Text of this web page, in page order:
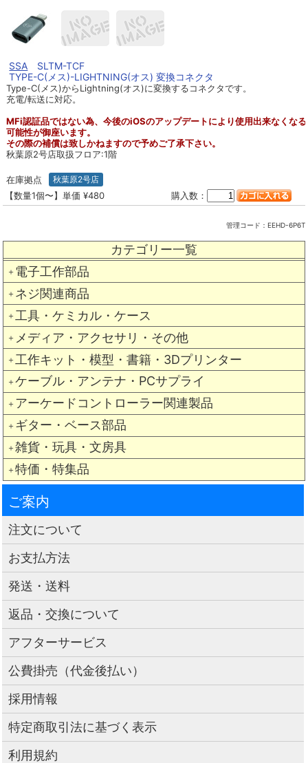
カテゴリー一覧
＋ 電子工作部品
＋ ネジ関連商品
＋ 工具・ケミカル・ケース
＋ メディア・アクセサリ・その他
＋ 工作キット・模型・書籍・3Dプリンター
＋ ケーブル・アンテナ・PCサプライ
＋ アーケードコントローラー関連製品
＋ ギター・ベース部品
＋ 雑貨・玩具・文房具
＋ 特価・特集品
SSA SLTM-TCF
TYPE-C(メス)-LIGHTNING(オス) 変換コネクタ
Type-C(メス)からLightning(オス)に変換するコネクタです。
充電/転送に対応。
MFi認証品ではない為、今後のiOSのアップデートにより使用出来なくなる
可能性が御座います。
その際の補償は致しかねますので予めご了承下さい。
秋葉原2号店取扱フロア:1階
在庫拠点 秋葉原2号店
【数量1個〜】単価 ¥480 購入数：
管理コード： EEHD-6P6T
ご案内
注文について
お支払方法
発送・送料
返品・交換について
アフターサービス
公費掛売（代金後払い）
採用情報
特定商取引法に基づく表示
利用規約